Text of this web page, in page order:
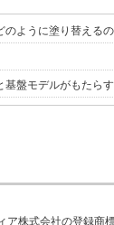
のように塗り替える
盤モデルがもたら
ア株式会社の登録商標